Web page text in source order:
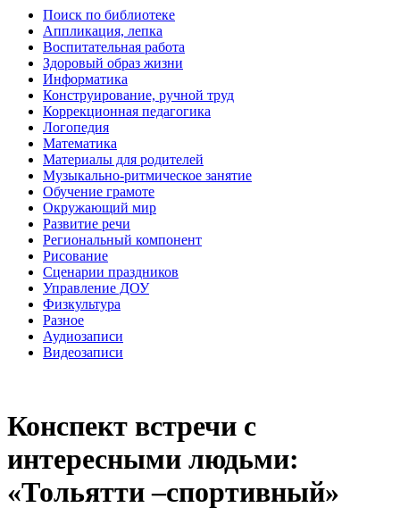
Поиск по библиотеке
Аппликация, лепка
Воспитательная работа
Здоровый образ жизни
Информатика
Конструирование, ручной труд
Коррекционная педагогика
Логопедия
Математика
Материалы для родителей
Музыкально-ритмическое занятие
Обучение грамоте
Окружающий мир
Развитие речи
Региональный компонент
Рисование
Сценарии праздников
Управление ДОУ
Физкультура
Разное
Аудиозаписи
Видеозаписи
Конспект встречи с
интересными людьми:
«Тольятти –спортивный»